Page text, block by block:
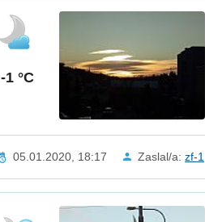
-1 °C
05.01.2020, 18:17 Zaslal/a:zf-1